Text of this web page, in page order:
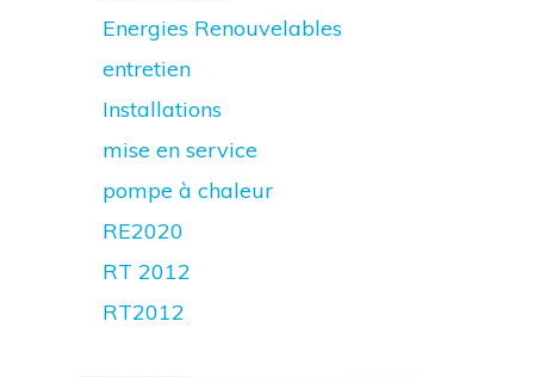
Energies Renouvelables
entretien
Installations
mise en service
pompe à chaleur
RE2020
RT 2012
RT2012